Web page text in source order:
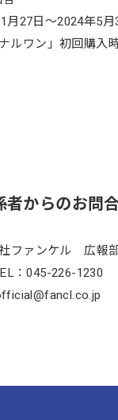
月27日～2024年5月
ルワン」初回購入
者からのお問
ファンケル 広報
：045-226-1230